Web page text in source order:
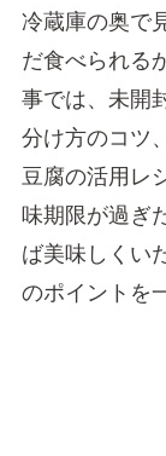
冷蔵庫の奥で
だ食べられる
事では、未開
分け方のコツ
豆腐の活用レ
味期限が過ぎ
ば美味しくい
のポイントを